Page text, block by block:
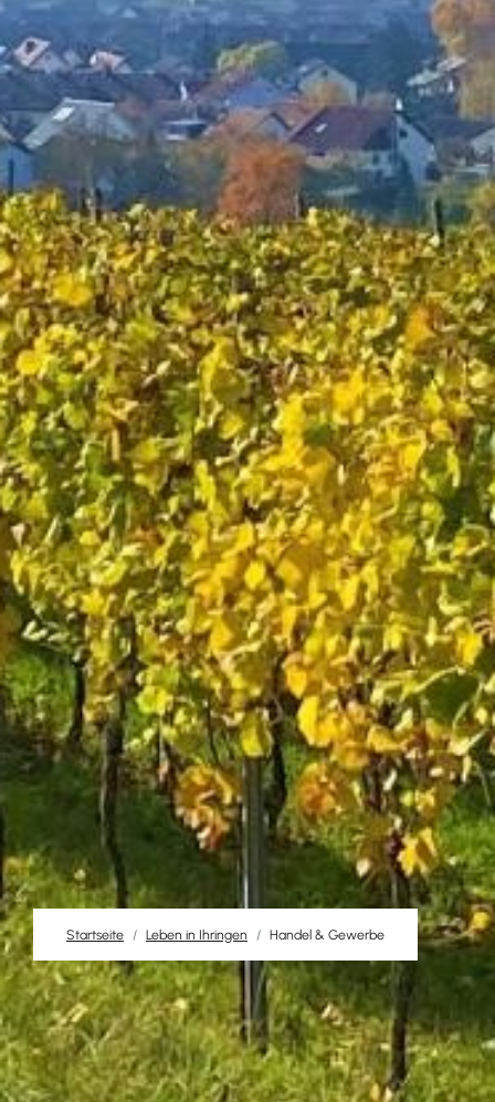
Startseite Leben in Ihringen Handel & Gewerbe